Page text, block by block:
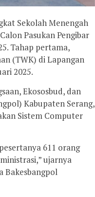
Sekolah Menengah
Pasukan Pengibar
Tahap pertama,
(TWK) di Lapangan
2025.
Ekososbud, dan
Kabupaten Serang,
Sistem Computer
611 orang
ujarnya
Bakesbangpol